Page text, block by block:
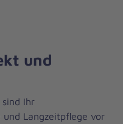
und
Ihr
Langzeitpflege vor